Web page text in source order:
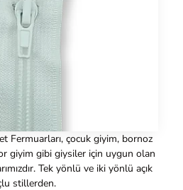
Fermuarları, çocuk giyim, bornoz
giyim gibi giysiler için uygun olan
Tek yönlü ve iki yönlü açık
stillerden.